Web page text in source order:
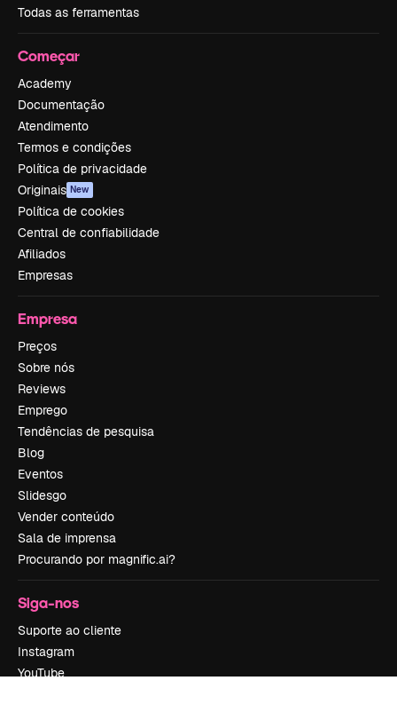
Todas as ferramentas
Começar
Academy
Documentação
Atendimento
Termos e condições
Política de privacidade
Originais New
Política de cookies
Central de confiabilidade
Afiliados
Empresas
Empresa
Preços
Sobre nós
Reviews
Emprego
Tendências de pesquisa
Blog
Eventos
Slidesgo
Vender conteúdo
Sala de imprensa
Procurando por magnific.ai?
Siga-nos
Suporte ao cliente
Instagram
YouTube